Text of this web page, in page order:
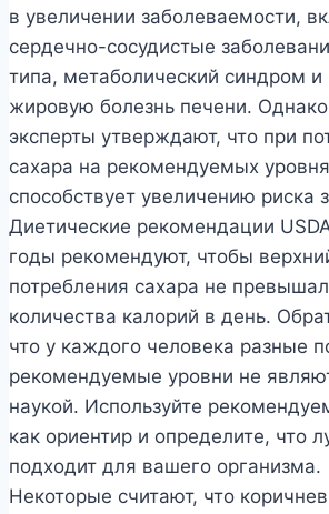
в увеличении заболеваемости,
сердечно-сосудистые
типа, метаболический синдром и
жировую болезнь печени.
эксперты утверждают, что при
сахара на рекомендуемых
способствует увеличению риска
Диетические рекомендации
годы рекомендуют, чтобы
потребления сахара не
количества калорий в день.
что у каждого человека разные
рекомендуемые уровни не
наукой. Используйте
как ориентир и определите, что
подходит для вашего организма.
Некоторые считают, что